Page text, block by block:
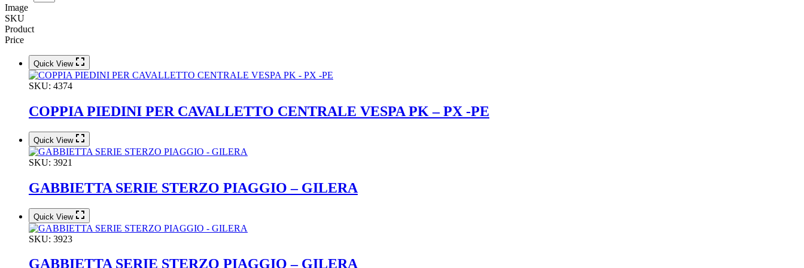
Image
SKU
Product
Price
Quick View
SKU: 4374
COPPIA PIEDINI PER CAVALLETTO CENTRALE VESPA PK – PX -PE
Quick View
SKU: 3921
GABBIETTA SERIE STERZO PIAGGIO – GILERA
Quick View
SKU: 3923
GABBIETTA SERIE STERZO PIAGGIO – GILERA